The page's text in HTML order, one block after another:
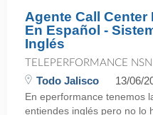
Agente Call Center
En Español -
Inglés
TELEPERFORMANCE NSN
Todo Jalisco 13/06/
En eperformance tenemos
entiendes inglés pero no lo